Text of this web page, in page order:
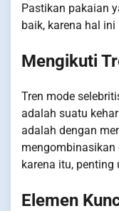
Pastikan pakaian
baik, karena hal
Mengikuti
Tren mode
adalah suatu
adalah dengan
mengombinasikan
karena itu,
Elemen